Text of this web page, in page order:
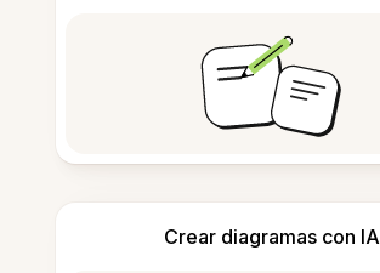
Crear diagramas con IA